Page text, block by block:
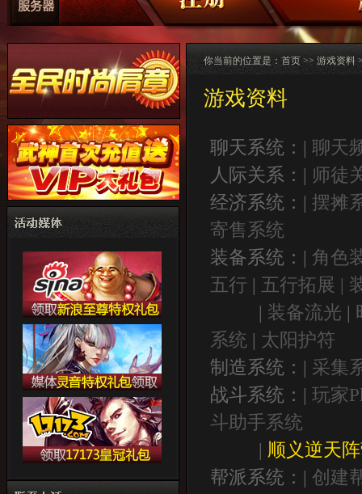
你当前的位置是： 首页 >> 游戏资料
游戏资料
聊天系统：|聊天
人际关系：| 师徒
经济系统：| 摆摊
寄售系统
装备系统：| 角色
五行 | 五行拓展 |
| 装备流光 |
系统 | 太阳护符
制造系统：| 采集
战斗系统：|玩家
斗助手系统
| 顺义逆天
帮派系统：|创建